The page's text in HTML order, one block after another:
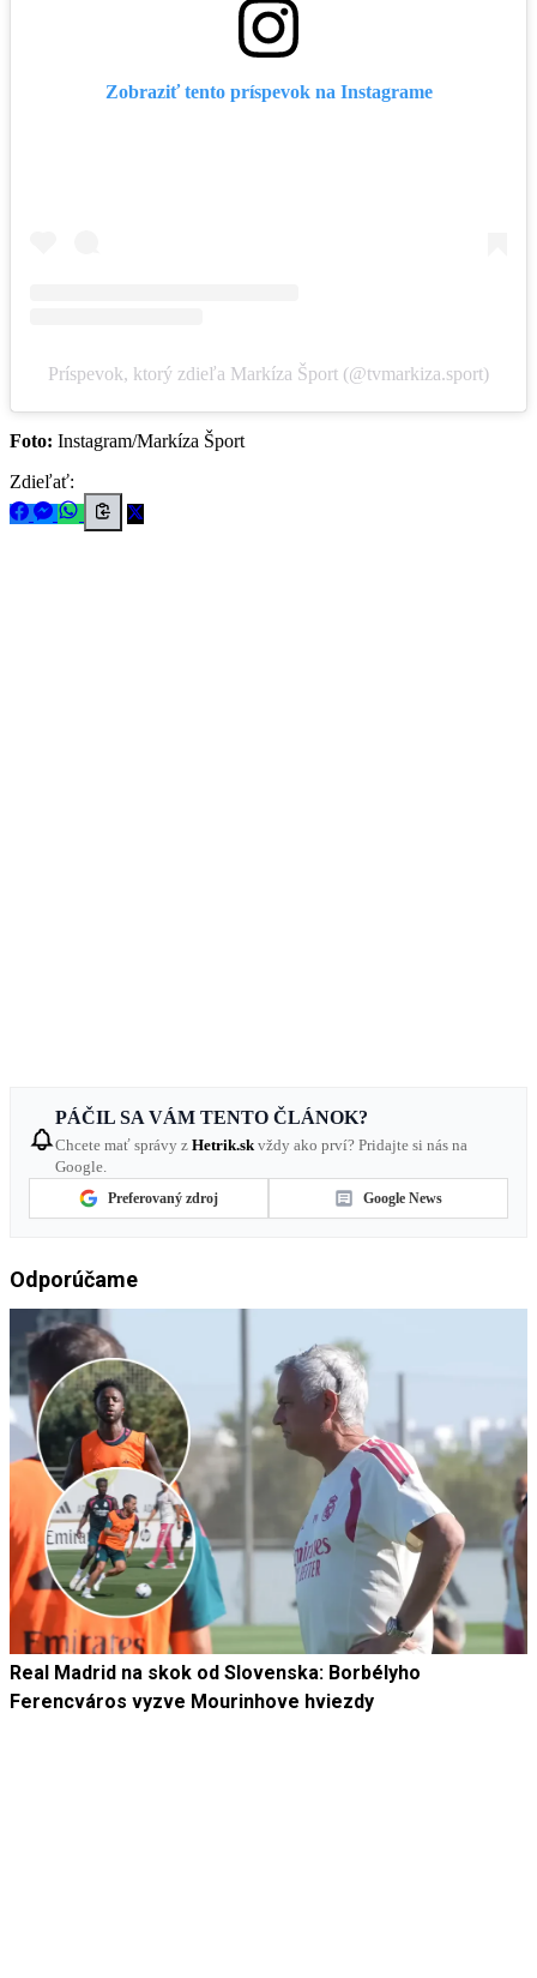
Zobraziť tento príspevok na Instagrame
Príspevok, ktorý zdieľa Markíza Šport (@tvmarkiza.sport)
Foto: Instagram/Markíza Šport
Zdieľať:
PÁČIL SA VÁM TENTO ČLÁNOK?
Chcete mať správy z Hetrik.skvždy ako prví? Pridajte si nás na
Google.
Preferovaný zdroj Google News
Odporúčame
Real Madrid na skok od Slovenska: Borbélyho
Ferencváros vyzve Mourinhove hviezdy